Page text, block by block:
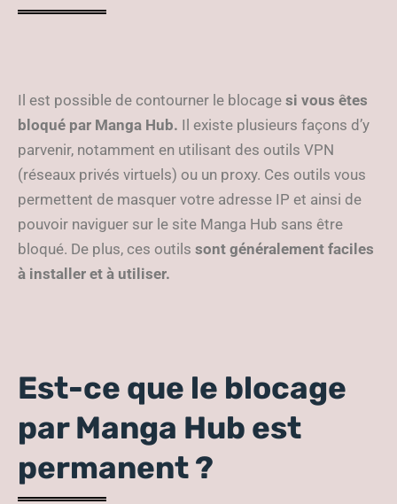
Il est possible de contourner le blocage si vous êtes
bloqué par Manga Hub. Il existe plusieurs façons d’y
parvenir, notamment en utilisant des outils VPN
(réseaux privés virtuels) ou un proxy. Ces outils vous
permettent de masquer votre adresse IP et ainsi de
pouvoir naviguer sur le site Manga Hub sans être
bloqué. De plus, ces outils sont généralement faciles
à installer et à utiliser.
Est-ce que le blocage
par Manga Hub est
permanent ?